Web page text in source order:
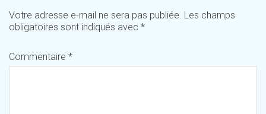
Votre adresse e-mail ne sera pas publiée. Les champs
obligatoires sont indiqués avec *
Commentaire *